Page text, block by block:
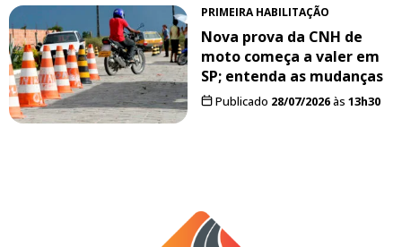
PRIMEIRA HABILITAÇÃO
Nova prova da CNH de
moto começa a valer em
SP; entenda as mudanças
Publicado 28/07/2026às 13h30